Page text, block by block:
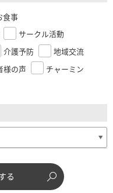
食事
サークル活動
介護予防
地域交流
様の声
チャーミン
る